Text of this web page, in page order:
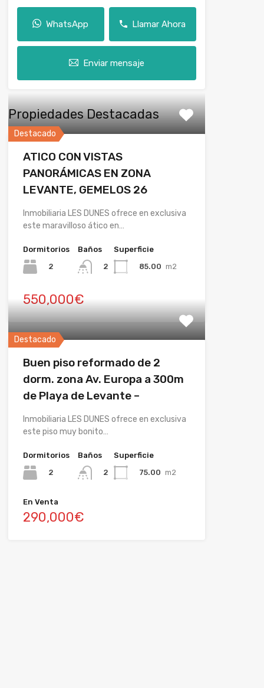
WhatsApp Llamar Ahora
Enviar mensaje
Propiedades Destacadas
Destacado
ATICO CON VISTAS
PANORÁMICAS EN ZONA
LEVANTE, GEMELOS 26
Inmobiliaria LES DUNES ofrece en exclusiva
este maravilloso ático en…
Dormitorios
2
Baños
2
Superficie
85.00 m2
550,000€
Destacado
Buen piso reformado de 2
dorm. zona Av. Europa a 300m
de Playa de Levante –
Inmobiliaria LES DUNES ofrece en exclusiva
este piso muy bonito…
Dormitorios
2
Baños
2
Superficie
75.00 m2
En Venta
290,000€